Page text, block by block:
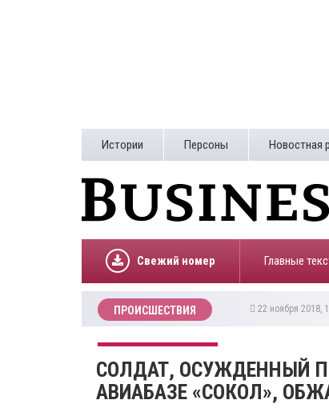
Истории Персоны Новостная
Свежий номер Главные
ПРОИСШЕСТВИЯ 22 ноября 2018,
СОЛДАТ, ОСУЖДЕННЫЙ
АВИАБАЗЕ «СОКОЛ»,